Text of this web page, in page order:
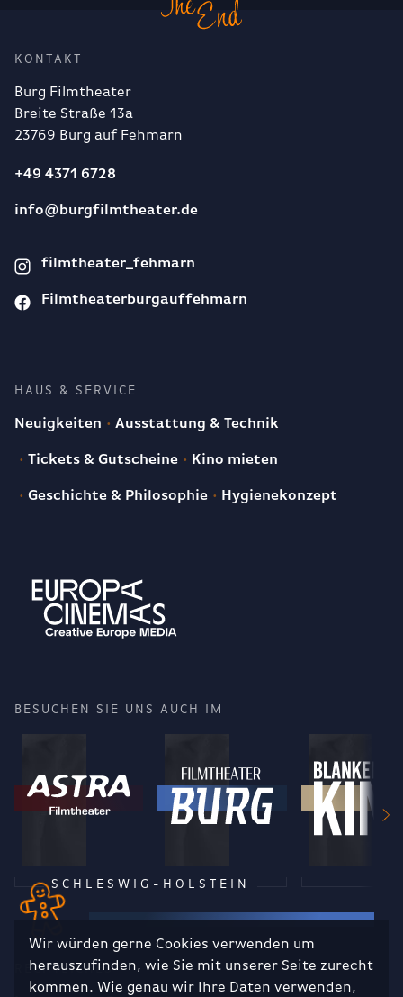
Wir würden gerne Cookies verwenden um
herauszufinden, wie Sie mit unserer Seite zurecht
kommen. Wie genau wir Ihre Daten verwenden,
KONTAKT
Burg Filmtheater
Breite Straße 13a
23769 Burg auf Fehmarn
+49 4371 6728
info@burgfilmtheater.de
filmtheater_fehmarn
Filmtheaterburgauffehmarn
HAUS & SERVICE
Neuigkeiten Ausstattung & Technik
Tickets & Gutscheine Kino mieten
Geschichte & Philosophie Hygienekonzept
BESUCHEN SIE UNS AUCH IM
SCHLESWIG-HOLSTEIN
RECHTLICHES